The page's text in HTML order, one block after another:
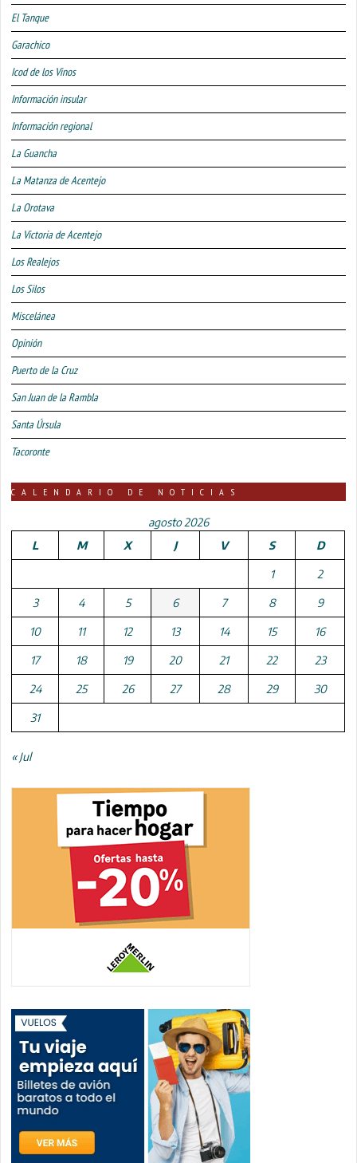
El Tanque
Garachico
Icod de los Vinos
Información insular
Información regional
La Guancha
La Matanza de Acentejo
La Orotava
La Victoria de Acentejo
Los Realejos
Los Silos
Miscelánea
Opinión
Puerto de la Cruz
San Juan de la Rambla
Santa Úrsula
Tacoronte
CALENDARIO DE NOTICIAS
agosto 2026
L
M X J V S D
1 2
3 4 5 6 7 8 9
10 11 12 13 14 15 16
17 18 19 20 21 22 23
24 25 26 27 28 29 30
31
« Jul